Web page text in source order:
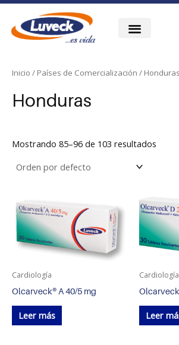
Ir
contenido
Inicio / Países de Comercialización / Honduras
Honduras
Mostrando 85–96 de 103 resultados
Cardiología
Olcarveck® A 40/5 mg
Leer más
Cardiología
Leer